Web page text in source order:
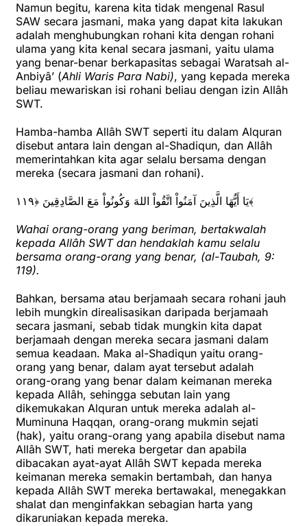
Namun begitu, karena kita tidak mengenal Rasul
SAW secara jasmani, maka yang dapat kita lakukan
adalah menghubungkan rohani kita dengan rohani
ulama yang kita kenal secara jasmani, yaitu ulama
yang benar-benar berkapasitas sebagai Waratsah al-
Anbiyâ’ (Ahli Waris Para Nabi), yang kepada mereka
beliau mewariskan isi rohani beliau dengan izin Allâh
SWT.
Hamba-hamba Allâh SWT seperti itu dalam Alquran
disebut antara lain dengan al-Shadiqun, dan Allâh
memerintahkan kita agar selalu bersama dengan
mereka (secara jasmani dan rohani).
يَا أَيُّهَا الَّذِينَ آمَنُواْ اتَّقُواْ اللهَ وَكُونُواْ مَعَ الصَّادِقِينَ ﴿١١٩﴾
Wahai orang-orang yang beriman, bertakwalah
kepada Allâh SWT dan hendaklah kamu selalu
bersama orang-orang yang benar, (al-Taubah, 9:
119).
Bahkan, bersama atau berjamaah secara rohani jauh
lebih mungkin direalisasikan daripada berjamaah
secara jasmani, sebab tidak mungkin kita dapat
berjamaah dengan mereka secara jasmani dalam
semua keadaan. Maka al-Shadiqun yaitu orang-
orang yang benar, dalam ayat tersebut adalah
orang-orang yang benar dalam keimanan mereka
kepada Allâh, sehingga sebutan lain yang
dikemukakan Alquran untuk mereka adalah al-
Muminuna Haqqan, orang-orang mukmin sejati
(hak), yaitu orang-orang yang apabila disebut nama
Allâh SWT, hati mereka bergetar dan apabila
dibacakan ayat-ayat Allâh SWT kepada mereka
keimanan mereka semakin bertambah, dan hanya
kepada Allâh SWT mereka bertawakal, menegakkan
shalat dan menginfakkan sebagian harta yang
dikaruniakan kepada mereka.